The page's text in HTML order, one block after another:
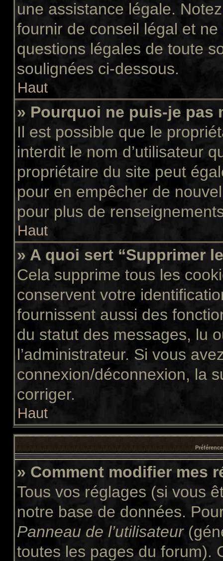
une assistance légale.
fournir de conseil légal et
questions légales de toute
soulignées ci-dessous.
Haut
» Pourquoi ne puis-je pas
Il est possible que le
interdit le nom d’utilisateur
propriétaire du site peut
pour en empêcher de
pour plus de
Haut
» A quoi sert “Supprimer
Cela supprime tous les
conservent votre
fournissent aussi des
du statut des messages, lu
l’administrateur. Si vous
connexion/déconnexion, la
corriger.
Haut
» Comment modifier mes
Tous vos réglages (si vous
notre base de données.
Panneau de l’utilisateur
toutes les pages du forum).